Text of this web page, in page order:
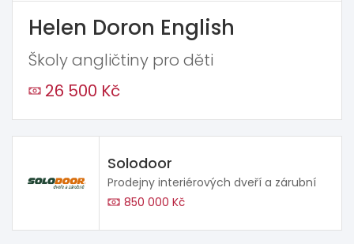
Helen Doron English
Školy angličtiny pro děti
26 500 Kč
Solodoor
Prodejny interiérových dveří a zárubní
850 000 Kč